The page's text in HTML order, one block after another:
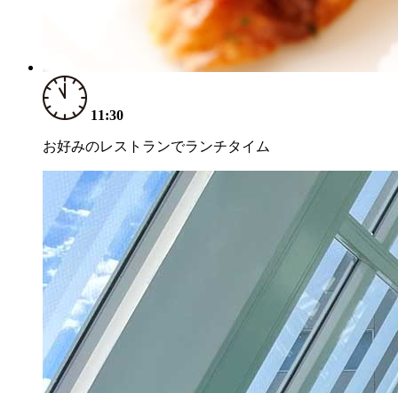
11:30
お好みのレストランでランチタイム